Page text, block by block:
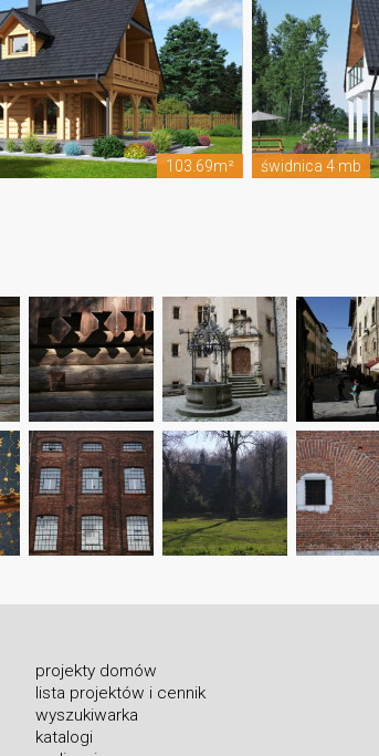
103.69m² świdnica 4 mb
projekty domów
lista projektów i cennik
wyszukiwarka
katalogi